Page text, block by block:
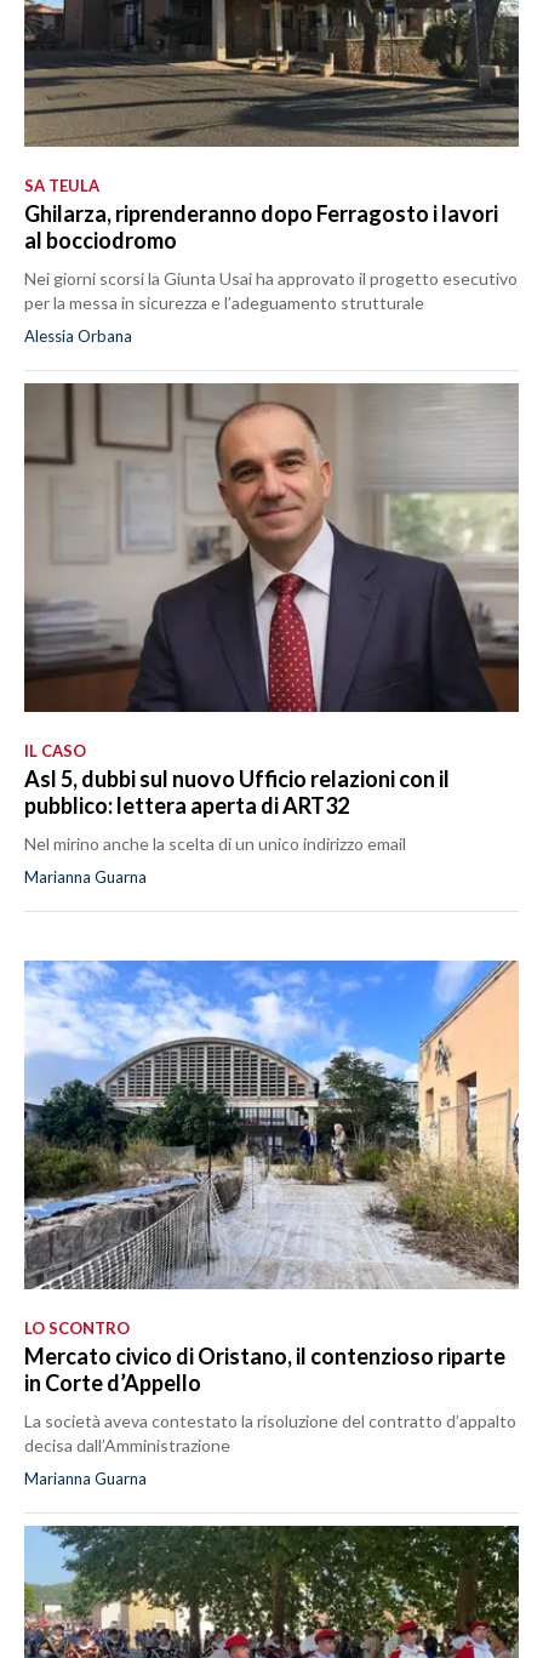
SA TEULA
Ghilarza, riprenderanno dopo Ferragosto i lavori
al bocciodromo
Nei giorni scorsi la Giunta Usai ha approvato il progetto esecutivo
per la messa in sicurezza e l’adeguamento strutturale
Alessia Orbana
IL CASO
Asl 5, dubbi sul nuovo Ufficio relazioni con il
pubblico: lettera aperta di ART32
Nel mirino anche la scelta di un unico indirizzo email
Marianna Guarna
LO SCONTRO
Mercato civico di Oristano, il contenzioso riparte
in Corte d’Appello
La società aveva contestato la risoluzione del contratto d’appalto
decisa dall’Amministrazione
Marianna Guarna